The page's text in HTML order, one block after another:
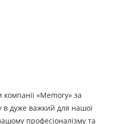
«Memory» за
в дуже важкий для нашої
професіоналізму та